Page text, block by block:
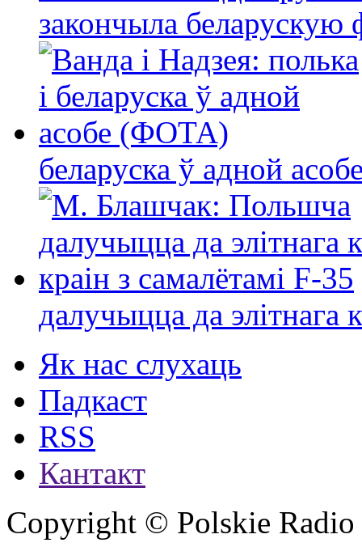
закончыла беларускую
беларуска ў адной
далучыцца да элітнага
Як нас слухаць
Падкаст
RSS
Кантакт
Copyright © Polskie